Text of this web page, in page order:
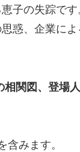
子の失踪で
惑、企業に
相関図、登場
みます。